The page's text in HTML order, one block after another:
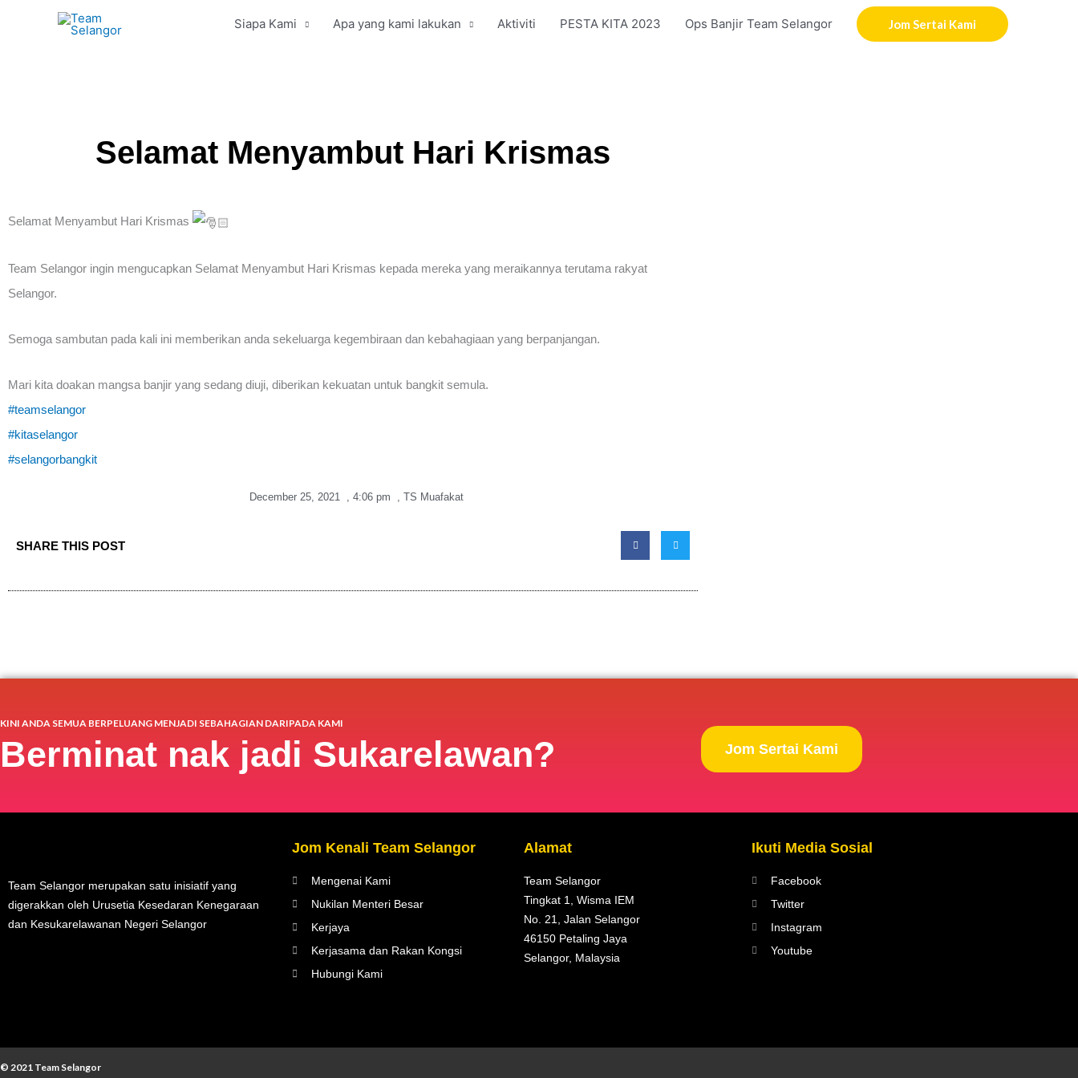
Siapa Kami Apa yang kami lakukan Aktiviti PESTA KITA 2023 Ops Banjir Team Selangor Jom Sertai Kami
Selamat Menyambut Hari Krismas
Selamat Menyambut Hari Krismas
Team Selangor ingin mengucapkan Selamat Menyambut Hari Krismas kepada mereka yang meraikannya terutama rakyat
Selangor.
Semoga sambutan pada kali ini memberikan anda sekeluarga kegembiraan dan kebahagiaan yang berpanjangan.
Mari kita doakan mangsa banjir yang sedang diuji, diberikan kekuatan untuk bangkit semula.
#teamselangor
#kitaselangor
#selangorbangkit
December 25, 2021 , 4:06 pm , TS Muafakat
SHARE THIS POST
KINI ANDA SEMUA BERPELUANG MENJADI SEBAHAGIAN DARIPADA KAMI
Berminat nak jadi Sukarelawan? Jom Sertai Kami
Team Selangor merupakan satu inisiatif yang
digerakkan oleh Urusetia Kesedaran Kenegaraan
dan Kesukarelawanan Negeri Selangor
Jom Kenali Team Selangor
Mengenai Kami
Nukilan Menteri Besar
Kerjaya
Kerjasama dan Rakan Kongsi
Hubungi Kami
Alamat
Team Selangor
Tingkat 1, Wisma IEM
No. 21, Jalan Selangor
46150 Petaling Jaya
Selangor, Malaysia
Ikuti Media Sosial
Facebook
Twitter
Instagram
Youtube
© 2021 Team Selangor